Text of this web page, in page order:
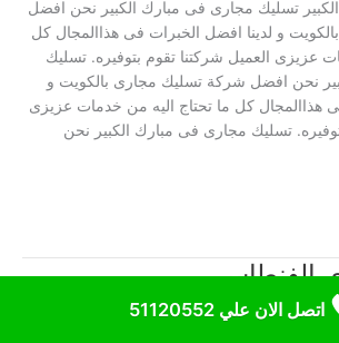
تسليك مجارى فى مبارك الكبير نحن افضل
و لدينا افضل الخبرات فى هذاالمجال كل
عزيزى العميل شركتنا تقوم بتوفيره. تسليك
نحن افضل شركة تسليك مجارى بالكويت و
هذاالمجال كل ما تحتاج اليه من خدمات عزيزى
تسليك مجارى فى مبارك الكبير نحن
الفنطاس
اتصل الان علي 51120552